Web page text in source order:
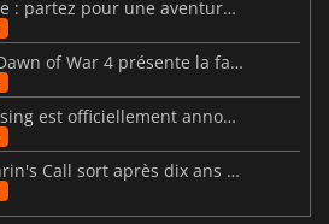
Big Walk est disponible : partez pour une aventure entre amis
Warhammer 40 000 : Dawn of War 4 présente la faction des Nécrons
Le DLC Nioh 3 : Hell Rising est officiellement annoncé
Forsaken Realms : Vahrin's Call sort après dix ans de développement